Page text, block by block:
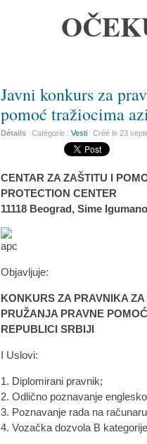
Javni konkurs za
pomoć tražiocima
Détails Catégorie :Vesti Créé le23
CENTAR ZA ZAŠTITU I
PROTECTION CENTER
11118 Beograd, Sime
Objavljuje:
KONKURS ZA PRAVNIKA
PRUŽANJA PRAVNE
REPUBLICI SRBIJI
I Uslovi:
1. Diplomirani pravnik;
2. Odlično poznavanje
3. Poznavanje rada na
4. Vozačka dozvola B